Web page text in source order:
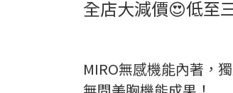
全店大減價😍低至
MIRO無感機能內著，